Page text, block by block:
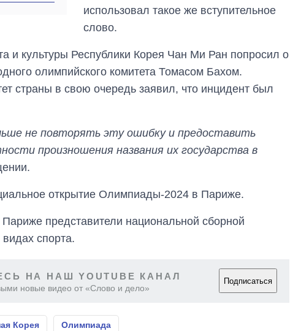
использовал такое же вступительное
слово.
и культуры Республики Корея Чан Ми Ран попросил о
олимпийского комитета Томасом Бахом.
страны в свою очередь заявил, что инцидент был
не повторять эту ошибку и предоставить
произношения названия их государства в
открытие Олимпиады-2024 в Париже.
представители национальной сборной
видах спорта.
НА НАШ YOUTUBE КАНАЛ
новые видео от «Слово и дело»
Подписаться
Корея Олимпиада
стоят и
зарабатывают
OpenAI и Anthropic